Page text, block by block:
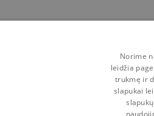
Norime
leidžia
trukmę ir
slapukai